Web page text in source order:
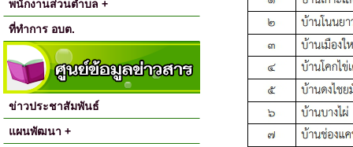
พนักงานส่วนตำบล +
ที่ทำการ อบต.
ข่าวประชาสัมพันธ์
แผนพัฒนา +